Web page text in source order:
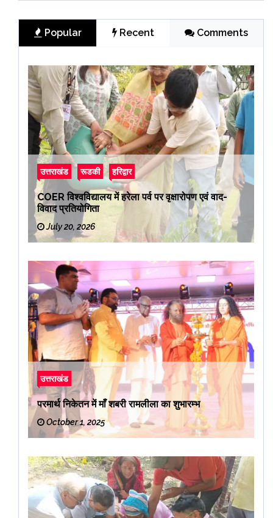
Popular Recent Comments
उत्तराखंड रूडकी हरिद्वार
COER विश्वविद्यालय में हरेला पर्व पर वृक्षारोपण एवं वाद-
विवाद प्रतियोगिता
July 20, 2026
उत्तराखंड
परमार्थ निकेतन में माँ शबरी रामलीला का शुभारम्भ
October 1, 2025